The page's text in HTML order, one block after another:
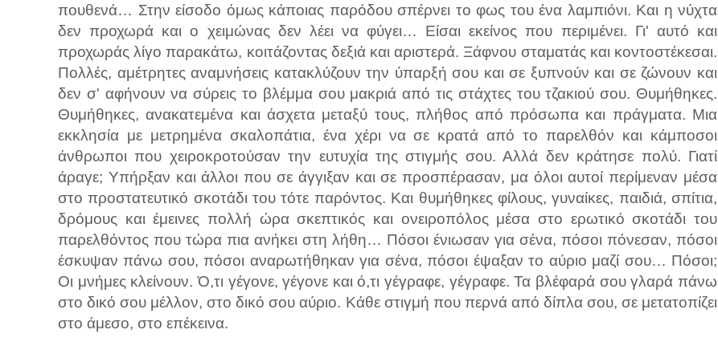
πουθενά… Στην είσοδο όμως κάποιας παρόδου σπέρνει το φως του ένα λαμπιόνι. Και η νύχτα
δεν προχωρά και ο χειμώνας δεν λέει να φύγει… Είσαι εκείνος που περιμένει. Γι' αυτό και
προχωράς λίγο παρακάτω, κοιτάζοντας δεξιά και αριστερά. Ξάφνου σταματάς και κοντοστέκεσαι.
Πολλές, αμέτρητες αναμνήσεις κατακλύζουν την ύπαρξή σου και σε ξυπνούν και σε ζώνουν και
δεν σ' αφήνουν να σύρεις το βλέμμα σου μακριά από τις στάχτες του τζακιού σου. Θυμήθηκες.
Θυμήθηκες, ανακατεμένα και άσχετα μεταξύ τους, πλήθος από πρόσωπα και πράγματα. Μια
εκκλησία με μετρημένα σκαλοπάτια, ένα χέρι να σε κρατά από το παρελθόν και κάμποσοι
άνθρωποι που χειροκροτούσαν την ευτυχία της στιγμής σου. Αλλά δεν κράτησε πολύ. Γιατί
άραγε; Υπήρξαν και άλλοι που σε άγγιξαν και σε προσπέρασαν, μα όλοι αυτοί περίμεναν μέσα
στο προστατευτικό σκοτάδι του τότε παρόντος. Και θυμήθηκες φίλους, γυναίκες, παιδιά, σπίτια,
δρόμους και έμεινες πολλή ώρα σκεπτικός και ονειροπόλος μέσα στο ερωτικό σκοτάδι του
παρελθόντος που τώρα πια ανήκει στη λήθη… Πόσοι ένιωσαν για σένα, πόσοι πόνεσαν, πόσοι
έσκυψαν πάνω σου, πόσοι αναρωτήθηκαν για σένα, πόσοι έψαξαν το αύριο μαζί σου… Πόσοι;
Οι μνήμες κλείνουν. Ό,τι γέγονε, γέγονε και ό,τι γέγραφε, γέγραφε. Τα βλέφαρά σου γλαρά πάνω
στο δικό σου μέλλον, στο δικό σου αύριο. Κάθε στιγμή που περνά από δίπλα σου, σε μετατοπίζει
στο άμεσο, στο επέκεινα.